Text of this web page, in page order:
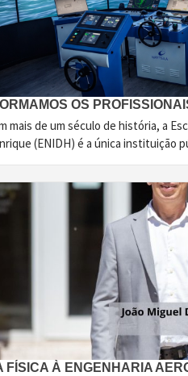
OS
mais de um século de história, a
(ENIDH) é a única instituição
FÍSICA À ENGENHARIA